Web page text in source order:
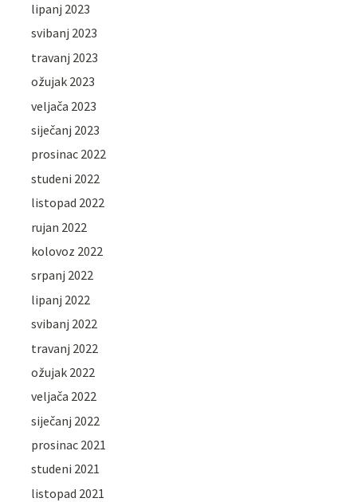
lipanj 2023
svibanj 2023
travanj 2023
ožujak 2023
veljača 2023
siječanj 2023
prosinac 2022
studeni 2022
listopad 2022
rujan 2022
kolovoz 2022
srpanj 2022
lipanj 2022
svibanj 2022
travanj 2022
ožujak 2022
veljača 2022
siječanj 2022
prosinac 2021
studeni 2021
listopad 2021